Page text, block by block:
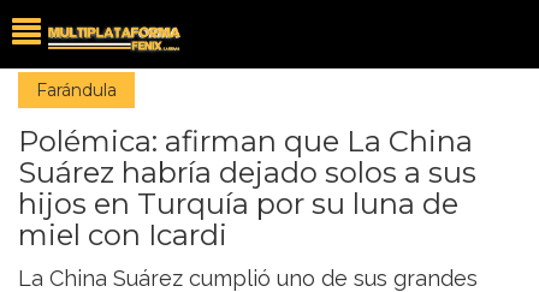
Farándula
Polémica: afirman que La China
Suárez habría dejado solos a sus
hijos en Turquía por su luna de
miel con Icardi
La China Suárez cumplió uno de sus grandes